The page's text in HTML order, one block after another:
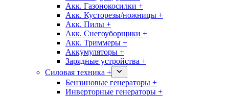
Акк. Газонокосилки +
Акк. Кусторезы/ножницы +
Акк. Пилы +
Акк. Снегоуборщики +
Акк. Триммеры +
Аккумуляторы +
Зарядные устройства +
Силовая техника +
Бензиновые генераторы +
Инверторные генераторы +